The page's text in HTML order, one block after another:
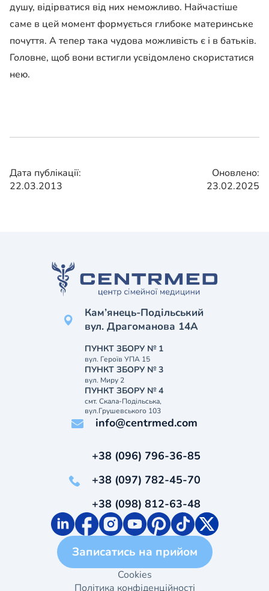
душу, відірватися від них неможливо. Найчастіше
саме в цей момент формується глибоке материнське
почуття. А тепер така чудова можливість є і в батьків.
Головне, щоб вони встигли усвідомлено скористатися
нею.
Дата публікації:
22.03.2013
Оновлено:
23.02.2025
Кам’янець-Подільський
вул. Драгоманова 14А
ПУНКТ ЗБОРУ № 1
вул. Героїв УПА 15
ПУНКТ ЗБОРУ № 3
вул. Миру 2
ПУНКТ ЗБОРУ № 4
смт. Скала-Подільська,
вул.Грушевського 103
info@centrmed.com
+38 (096) 796-36-85
+38 (097) 782-45-70
+38 (098) 812-63-48
Записатись на прийом
Cookies
Політика конфіденційності